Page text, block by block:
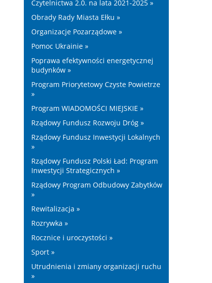
Czytelnictwa 2.0. na lata 2021-2025 »
Obrady Rady Miasta Ełku »
Organizacje Pozarządowe »
Pomoc Ukrainie »
Poprawa efektywności energetycznej
budynków »
Program Priorytetowy Czyste Powietrze
»
Program WIADOMOŚCI MIEJSKIE »
Rządowy Fundusz Rozwoju Dróg »
Rządowy Fundusz Inwestycji Lokalnych
»
Rządowy Fundusz Polski Ład: Program
Inwestycji Strategicznych »
Rządowy Program Odbudowy Zabytków
»
Rewitalizacja »
Rozrywka »
Rocznice i uroczystości »
Sport »
Utrudnienia i zmiany organizacji ruchu
»